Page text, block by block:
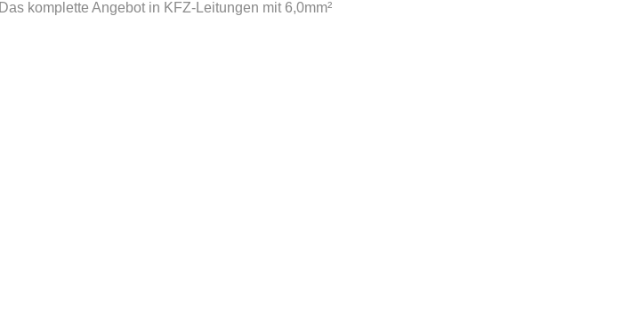
Das komplette Angebot in KFZ-Leitungen mit 6,0mm²